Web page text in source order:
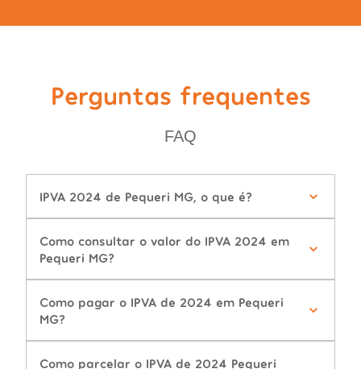
Perguntas frequentes
FAQ
IPVA 2024 de Pequeri MG, o que é?
Como consultar o valor do IPVA 2024 em
Pequeri MG?
Como pagar o IPVA de 2024 em Pequeri
MG?
Como parcelar o IPVA de 2024 Pequeri